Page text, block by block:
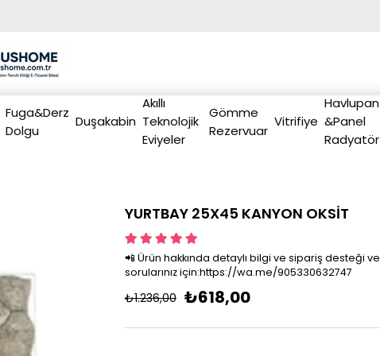
Fuga&Derz
Dolgu
Duşakabin
Akıllı
Teknolojik
Eviyeler
Gömme
Rezervuar
Vitrifiye
Havlupan
&Panel
Radyatör
YURTBAY 25X45 KANYON OKSİT
📲 Ürün hakkında detaylı bilgi ve sipariş desteği ve
sorularınız için:https://wa.me/905330632747
₺1.236,00 ₺618,00